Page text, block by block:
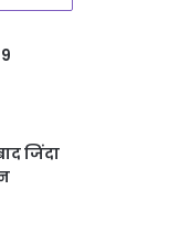
जिंदा